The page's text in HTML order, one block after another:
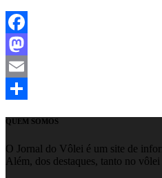
Facebook
Mastodon
Email
QUEM SOMOS
O Jornal do Vôlei é um site de
Além, dos destaques, tanto no